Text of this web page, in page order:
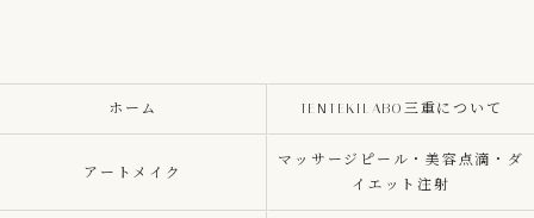
ホーム TENTEKILABO三重について
アートメイク
マッサージピール・美容点滴・ダ
イエット注射